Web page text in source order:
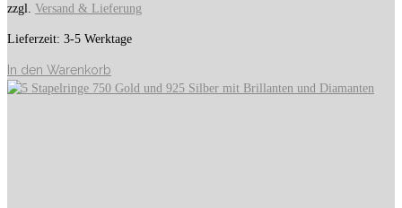
zzgl. Versand & Lieferung
Lieferzeit: 3-5 Werktage
In den Warenkorb